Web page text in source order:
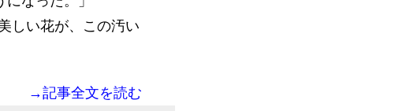
しい花が、この汚い
→記事全文を読む